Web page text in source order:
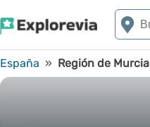
España » Región de Murcia